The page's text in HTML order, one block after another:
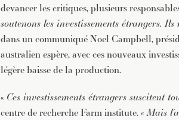
devancer les critiques, plusieurs
soutenons les investissements étrangers.
dans un communiqué Noel Campbell,
australien espère, avec ces nouveaux
légère baisse de la production.
« Ces investissements étrangers suscitent
centre de recherche Farm institute. «Mais